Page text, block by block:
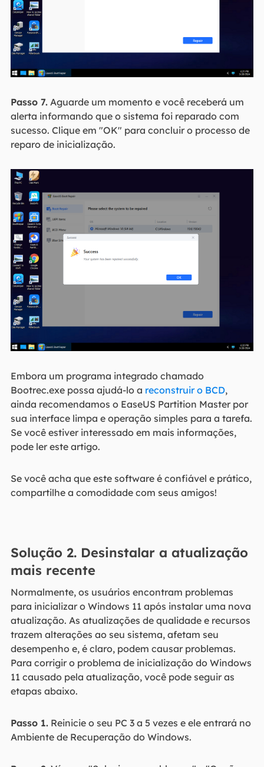
Passo 7.Aguarde um momento e você receberá um
alerta informando que o sistema foi reparado com
sucesso. Clique em "OK" para concluir o processo de
reparo de inicialização.
Embora um programa integrado chamado
Bootrec.exe possa ajudá-lo a reconstruir o BCD,
ainda recomendamos o EaseUS Partition Master por
sua interface limpa e operação simples para a tarefa.
Se você estiver interessado em mais informações,
pode ler este artigo.
Se você acha que este software é confiável e prático,
compartilhe a comodidade com seus amigos!
Solução 2. Desinstalar a atualização
mais recente
Normalmente, os usuários encontram problemas
para inicializar o Windows 11 após instalar uma nova
atualização. As atualizações de qualidade e recursos
trazem alterações ao seu sistema, afetam seu
desempenho e, é claro, podem causar problemas.
Para corrigir o problema de inicialização do Windows
11 causado pela atualização, você pode seguir as
etapas abaixo.
Passo 1.Reinicie o seu PC 3 a 5 vezes e ele entrará no
Ambiente de Recuperação do Windows.